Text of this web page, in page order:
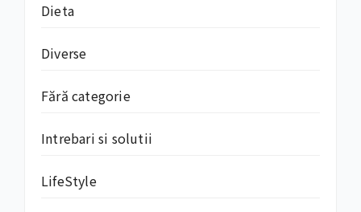
Dieta
Diverse
Fără categorie
Intrebari si solutii
LifeStyle